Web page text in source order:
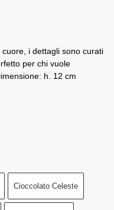
i dettagli sono curati
per chi vuole
h. 12 cm
Cioccolato Celeste